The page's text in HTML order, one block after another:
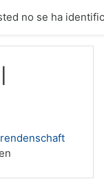
no se ha